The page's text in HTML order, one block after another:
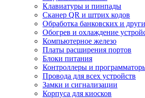
Клавиатуры и пинпады
Сканер QR и штрих кодов
Обработка банковских и
Обогрев и охлаждение
Компьютерное железо
Платы расширения портов
Блоки питания
Контроллеры и
Провода для всех устройств
Замки и сигнализации
Корпуса для киосков